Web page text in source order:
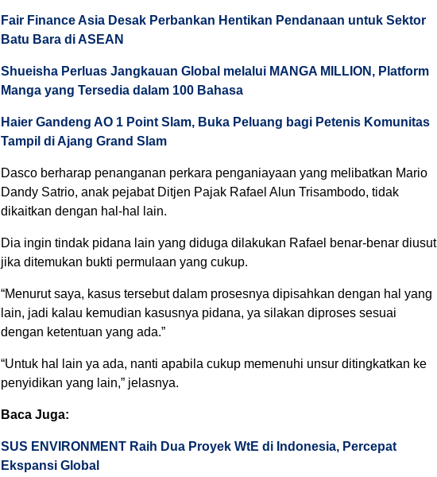
Fair Finance Asia Desak Perbankan Hentikan Pendanaan untuk Sektor
Batu Bara di ASEAN
Shueisha Perluas Jangkauan Global melalui MANGA MILLION, Platform
Manga yang Tersedia dalam 100 Bahasa
Haier Gandeng AO 1 Point Slam, Buka Peluang bagi Petenis Komunitas
Tampil di Ajang Grand Slam
Dasco berharap penanganan perkara penganiayaan yang melibatkan Mario
Dandy Satrio, anak pejabat Ditjen Pajak Rafael Alun Trisambodo, tidak
dikaitkan dengan hal-hal lain.
Dia ingin tindak pidana lain yang diduga dilakukan Rafael benar-benar diusut
jika ditemukan bukti permulaan yang cukup.
“Menurut saya, kasus tersebut dalam prosesnya dipisahkan dengan hal yang
lain, jadi kalau kemudian kasusnya pidana, ya silakan diproses sesuai
dengan ketentuan yang ada.”
“Untuk hal lain ya ada, nanti apabila cukup memenuhi unsur ditingkatkan ke
penyidikan yang lain,” jelasnya.
Baca Juga:
SUS ENVIRONMENT Raih Dua Proyek WtE di Indonesia, Percepat
Ekspansi Global